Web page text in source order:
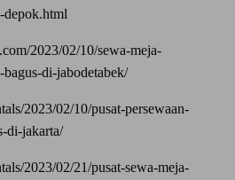
depok.html
2023/02/10/sewa-meja-
di-jabodetabek/
2023/02/10/pusat-persewaan-
di-jakarta/
2023/02/21/pusat-sewa-meja-